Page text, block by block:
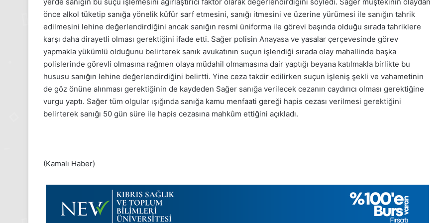
yerde sanığın bu suçu işlemesini ağırlaştırıcı faktör olarak değerlendirdiğini söyledi. Sağer müştekinin olaydan
önce alkol tüketip sanığa yönelik küfür sarf etmesini, sanığı itmesini ve üzerine yürümesi ile sanığın tahrik
edilmesini lehine değerlendirdiğini ancak sanığın resmi üniforma ile görevi başında olduğu sırada tahriklere
karşı daha dirayetli olması gerektiğini ifade etti. Sağer polisin Anayasa ve yasalar çerçevesinde görev
yapmakla yükümlü olduğunu belirterek sanık avukatının suçun işlendiği sırada olay mahallinde başka
polislerinde görevli olmasına rağmen olaya müdahil olmamasına dair yaptığı beyana katılmakla birlikte bu
hususu sanığın lehine değerlendirdiğini belirtti. Yine ceza takdir edilirken suçun işleniş şekli ve vahametinin
de göz önüne alınması gerektiğinin de kaydeden Sağer sanığa verilecek cezanın caydırıcı olması gerektiğine
vurgu yaptı. Sağer tüm olgular ışığında sanığa kamu menfaati gereği hapis cezası verilmesi gerektiğini
belirterek sanığı 50 gün süre ile hapis cezasına mahkûm ettiğini açıkladı.
(Kamalı Haber)
Pazartesi 2025, Gıynık
manşetleri
2025,
Gıynık
Medya
manşetleri
1 Aralık 2025
1 Aralık Pazartesi 2025, Gıynık
Medya manşetleri
2025,
Gıynık
Medya
manşetleri
28 Kasım 2025
28 Kasım Cuma 2025, Gıynık
Medya manşetleri